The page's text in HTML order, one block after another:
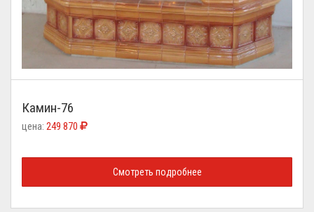
Камин-76
цена: 249 870
Смотреть подробнее